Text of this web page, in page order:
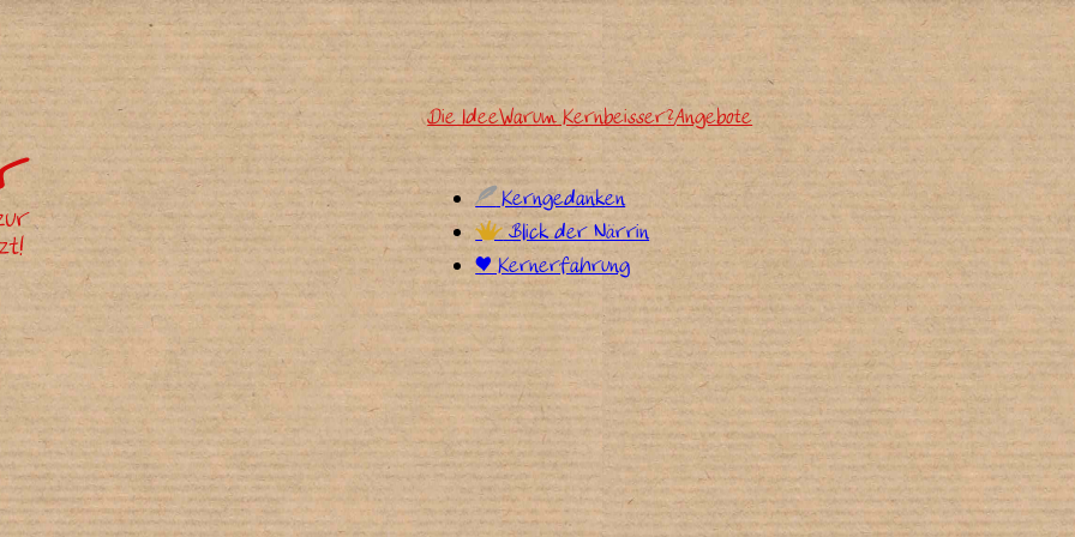
Die IdeeWarum Kernbeisser?Angebote
%Kerngedanken
$Blick der Närrin
÷ Kernerfahrung